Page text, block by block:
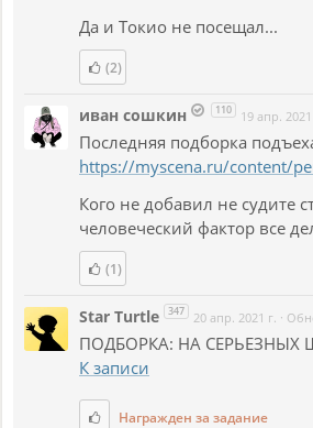
Да и Токио не посещал...
(2)
иван сошкин 110 19 апр. 2021
Последняя подборка
https://myscena.ru/content/
Кого не добавил не судите
человеческий фактор все
(1)
Star Turtle 347 20 апр. 2021 г. ·
ПОДБОРКА: НА СЕРЬЕЗНЫХ
К записи
Награжден за задание